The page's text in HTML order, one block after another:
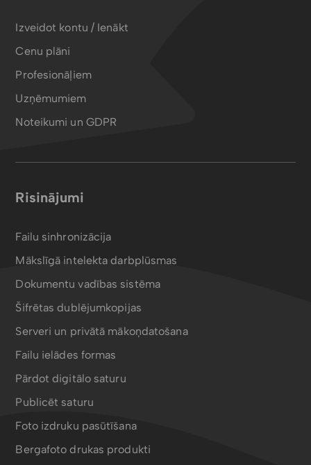
Izveidot kontu / Ienākt
Cenu plāni
Profesionāļiem
Uzņēmumiem
Noteikumi un GDPR
Risinājumi
Failu sinhronizācija
Mākslīgā intelekta darbplūsmas
Dokumentu vadības sistēma
Šifrētas dublējumkopijas
Serveri un privātā mākoņdatošana
Failu ielādes formas
Pārdot digitālo saturu
Publicēt saturu
Foto izdruku pasūtīšana
Bergafoto drukas produkti